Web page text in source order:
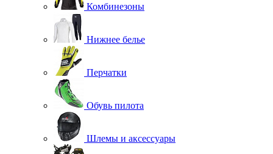
Комбинезоны
Нижнее белье
Перчатки
Обувь пилота
Шлемы и аксессуары